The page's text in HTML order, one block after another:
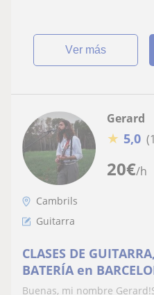
ver más
20€/h
Gerard
★ 5,0
Cambrils
Guitarra
CLASES DE
BATERÍA en
Buenas, mi nombre